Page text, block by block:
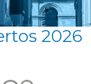
2026